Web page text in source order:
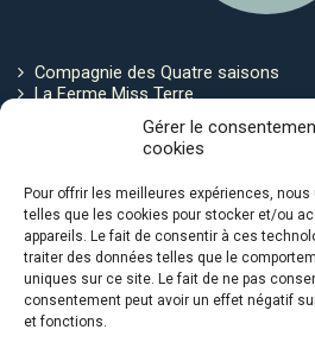
Gérer le
cookies
Pour offrir les meilleures expériences,
telles que les cookies pour stocker et/ou
appareils. Le fait de consentir à ces
traiter des données telles que le
uniques sur ce site. Le fait de ne pas
consentement peut avoir un effet négatif
et fonctions.
Compagnie des Quatre saisons
La Ferme Miss Terre
Politique de cookies